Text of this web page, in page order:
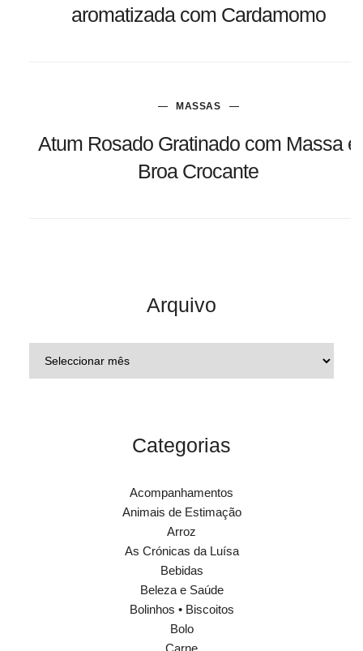
aromatizada com Cardamomo
MASSAS
Atum Rosado Gratinado com Massa e
Broa Crocante
Arquivo
Categorias
Acompanhamentos
Animais de Estimação
Arroz
As Crónicas da Luísa
Bebidas
Beleza e Saúde
Bolinhos • Biscoitos
Bolo